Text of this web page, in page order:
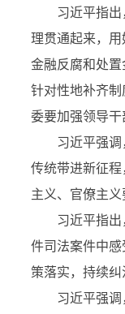
习近平指
理贯通起来，
金融反腐和处
针对性地补齐
委要加强领导
习近平强
传统带进新征
主义、官僚主
习近平指
件司法案件中
策落实，持续
习近平强